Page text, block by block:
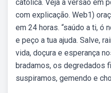
católica. Veja a versão em
com explicação. Web1)
em 24 horas. “saúdo a ti, ó
e peço a tua ajuda. Salve,
vida, doçura e esperança
bradamos, os degredados
suspiramos, gemendo e